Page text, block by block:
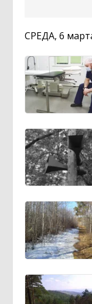
СРЕДА, 6